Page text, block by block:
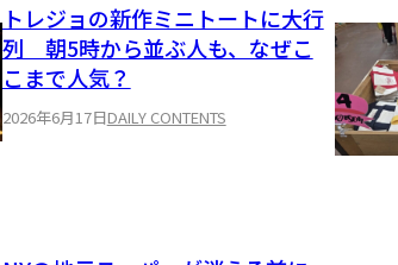
トレジョの新作ミニトートに大行
列 朝5時から並ぶ人も、なぜこ
こまで人気？
2026年6月17日DAILY CONTENTS